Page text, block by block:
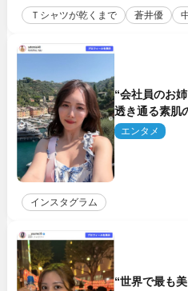
Ｔシャツが乾くまで 蒼井優
“会社員のお
透き通る素肌
響エンタメ
インスタグラム
“世界で最も